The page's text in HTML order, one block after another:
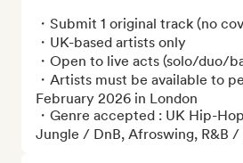
・Submit 1 original track (no
・UK-based artists only
・Open to live acts (solo/duo/
・Artists must be available to
February 2026 in London
・Genre accepted : UK Hip-
Jungle / DnB, Afroswing, R&B /